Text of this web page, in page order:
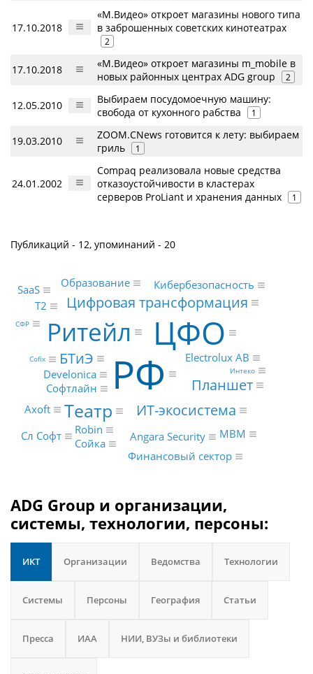
17.10.2018
«М.Видео» откроет магазины нового типа
в заброшенных советских кинотеатрах
2
17.10.2018
«М.Видео» откроет магазины m_mobile в
новых районных центрах ADG group
2
12.05.2010
Выбираем посудомоечную машину:
свобода от кухонного рабства
1
19.03.2010
ZOOM.CNews готовится к лету: выбираем
гриль
1
24.01.2002
Compaq реализовала новые средства
отказоустойчивости в кластерах
серверов ProLiant и хранения данных
1
Публикаций - 12, упоминаний - 20
РФ
ЦФО
Ритейл
Театр ИТ-экосистема
Цифровая трансформация
Планшет
БТиЭ
Develonica
Electrolux AB
Сл Софт
Т2
Софтлайн
Axoft
Robin
Angara Security МВМ
SaaS Кибербезопасность
Сойка
Финансовый сектор
Образование
Cofix
Интеко
СФР
ADG Group и организации,
системы, технологии, персоны:
ИКТ Организации Ведомства Технологии
Системы Персоны География Статьи
Пресса ИАА НИИ, ВУЗы и библиотеки